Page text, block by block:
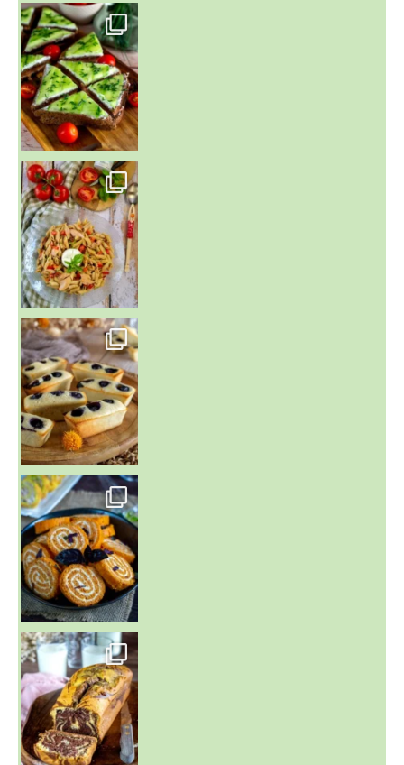
~ SALADE DE PÂTES AUX DEUX TOMATES THON ET BURRA
~ FINANCIERS MYRTILLES ET CITRON ~
Aujourd'hu